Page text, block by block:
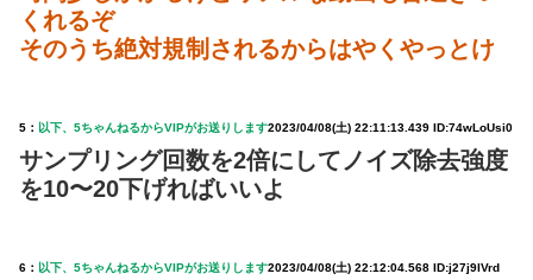
くれるぞ
そのうち絶対規制されるからはやくやっとけ
5： 以下、5ちゃんねるからVIPがお送りします2023/04/08(土) 22:11:13.439 ID:74wLoUsi0
サンプリング回数を2倍にしてノイズ除去強度
を10〜20下げればいいよ
6： 以下、5ちゃんねるからVIPがお送りします2023/04/08(土) 22:12:04.568 ID:j27j9lVrd